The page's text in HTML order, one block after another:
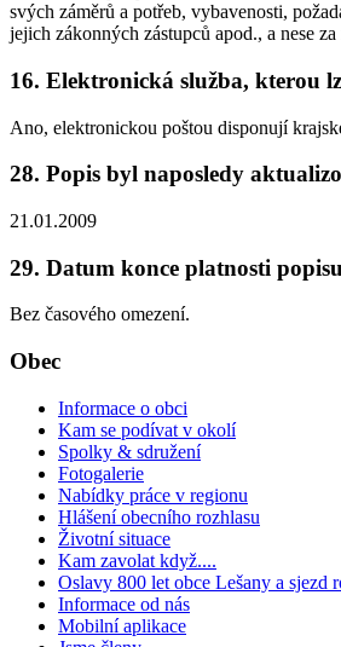
svých záměrů a potřeb, vybavenosti,
jejich zákonných zástupců apod., a nese
16. Elektronická služba, kterou
Ano, elektronickou poštou disponují
28. Popis byl naposledy
21.01.2009
29. Datum konce platnosti popisu
Bez časového omezení.
Obec
Informace o obci
Kam se podívat v okolí
Spolky & sdružení
Fotogalerie
Nabídky práce v regionu
Hlášení obecního rozhlasu
Životní situace
Kam zavolat když....
Oslavy 800 let obce Lešany a sjezd
Informace od nás
Mobilní aplikace